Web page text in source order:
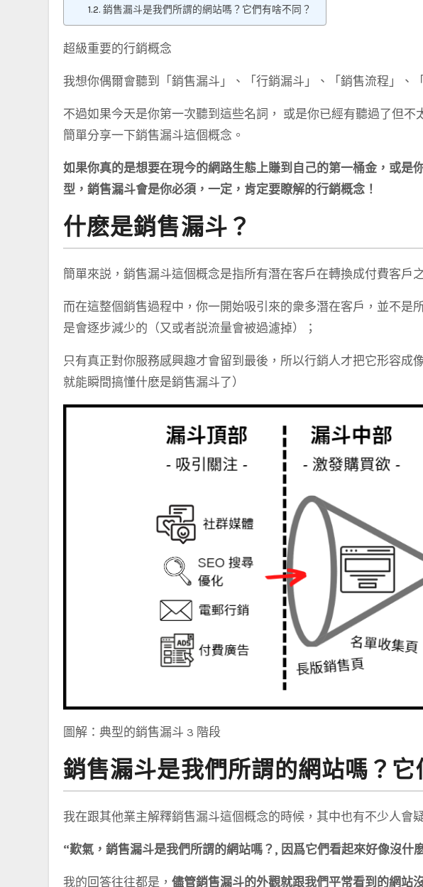
銷售漏斗是我們所謂的網站嗎？它們有啥不同？
超級重要的行銷概念
我想你偶爾會聽到「銷售漏斗」、「行銷漏斗」、「銷售流程」、
不過如果今天是你第一次聽到這些名詞， 或是你已經有聽過了但
簡單分享一下銷售漏斗這個概念。
如果你真的是想要在現今的網路生態上賺到自己的第一桶金，或是
型，銷售漏斗會是你必須，一定，肯定要瞭解的行銷概念！
什麽是銷售漏斗？
簡單來説，銷售漏斗這個概念是指所有潛在客戶在轉換成付費客戶
而在這整個銷售過程中，你一開始吸引來的衆多潛在客戶，並不是
是會逐步減少的（又或者説流量會被過濾掉）；
只有真正對你服務感興趣才會留到最後，所以行銷人才把它形容
就能瞬間搞懂什麽是銷售漏斗了）
圖解：典型的銷售漏斗 3 階段
銷售漏斗是我們所謂的網站嗎？它
我在跟其他業主解釋銷售漏斗這個概念的時候，其中也有不少人會
“歎氣，銷售漏斗是我們所謂的網站嗎？, 因爲它們看起來好像沒什
我的回答往往都是， 儘管銷售漏斗的外觀就跟我們平常看到的網站